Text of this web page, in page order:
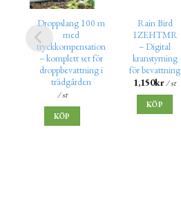
Droppslang 100 m
med
tryckkompensation
– komplett set för
droppbevattning i
trädgården
/ st
KÖP
Rain Bird
1ZEHTMR
– Digital
kranstyrning
för bevattning
1,150kr/ st
KÖP